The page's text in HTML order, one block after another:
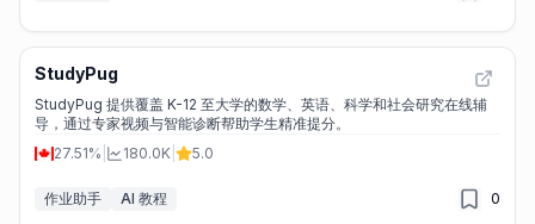
StudyPug
StudyPug 提供覆盖 K-12 至大学的数学、英语、科学和社会研究在线辅
导，通过专家视频与智能诊断帮助学生精准提分。
27.51%
180.0K 5.0
作业助手 AI 教程 0